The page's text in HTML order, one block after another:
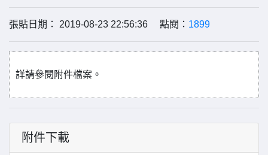
張貼日期： 2019-08-23 22:56:36 點閱： 1899
詳請參閱附件檔案。
附件下載